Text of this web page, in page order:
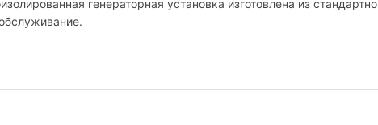
генераторная установка изготовлена ​​из